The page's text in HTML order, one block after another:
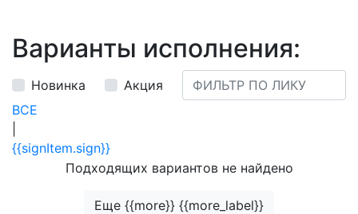
Варианты исполнения:
Новинка
Акция
ВСЕ
{{signItem.sign}}
Подходящих вариантов не найдено
Еще {{more}} {{more_label}}